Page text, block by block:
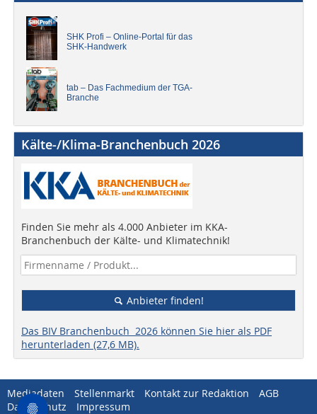
SHK Profi – Online-Portal für das
SHK-Handwerk
tab – Das Fachmedium der TGA-
Branche
Kälte-/Klima-Branchenbuch 2026
Finden Sie mehr als 4.000 Anbieter im KKA-
Branchenbuch der Kälte- und Klimatechnik!
Anbieter finden!
Das BIV Branchenbuch 2026 können Sie hier als PDF
herunterladen (27,6 MB).
Mediadaten Stellenmarkt Kontakt zur Redaktion
AGB
Datenschutz
Impressum